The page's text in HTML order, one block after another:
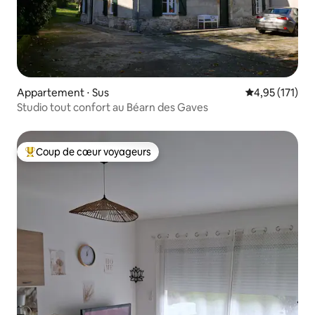
Appartement ⋅ Sus Évaluation
4,95 (171)
Studio tout confort au Béarn des Gaves
Coups de cœur voyageurs les plus appréciés
Coup de cœur voyageurs